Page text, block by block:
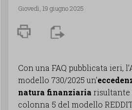
Giovedì, 19 giugno 2025
Con una FAQ pubblicata ieri,
modello 730/2025 un’
natura finanziaria risultante
colonna 5 del modello